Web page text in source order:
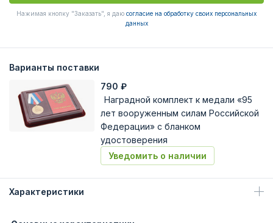
Нажимая кнопку "Заказать", я даю согласие на обработку своих персональных
данных
Варианты поставки
790 ₽
Наградной комплект к медали «95
лет вооруженным силам Российской
Федерации» с бланком
удостоверения
Уведомить о наличии
Характеристики